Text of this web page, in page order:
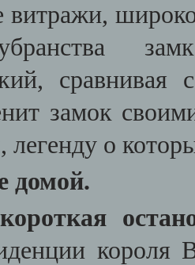
витражи,
сравнивая
замок
легенду о
домой.
короля